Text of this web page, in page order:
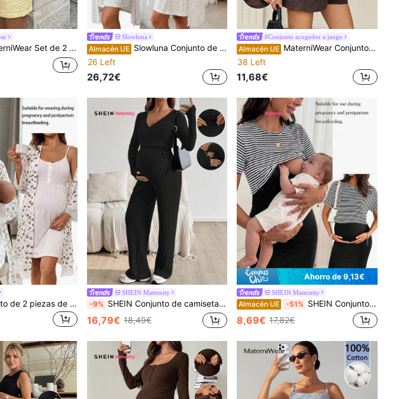
de top sin mangas con textura bordada y shorts casuales con cintura ajustable para maternidad
Slowluna
Almacén UE Slowluna Conjunto de 2 piezas de bata y vestido camisola de maternidad con estampado de lunares y encaje de contraste para lactancia
26 Left
26,72€
#Conjunto acogedor a juego
Almacén UE MaterniWear Conjunto informal de top de manga corta de cuello redondo y pantalones cortos de unicolor para maternidad
38 Left
11,68€
Slowluna Conjunto de 2 piezas de bata con encaje de contraste floral y vestido de lactancia para maternidad
SHEIN Maternity
-9% SHEIN Conjunto de camiseta de enfermería con cuello cruzado y pantalones de unicolor simple para uso diario y casual de mujeres embarazadas, primavera/otoño
16,79€ 18,49€
Ahorro de 9,13€
SHEIN Maternity
Almacén UE -51% SHEIN Conjunto de 2 piezas de vestido de lactancia sin mangas de unicolor y camiseta casual de rayas para maternidad en verano
8,69€ 17,82€